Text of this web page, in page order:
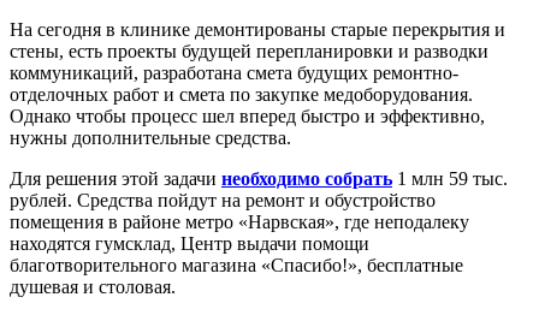
На сегодня в клинике демонтированы старые перекрытия и
стены, есть проекты будущей перепланировки и разводки
коммуникаций, разработана смета будущих ремонтно-
отделочных работ и смета по закупке медоборудования.
Однако чтобы процесс шел вперед быстро и эффективно,
нужны дополнительные средства.
Для решения этой задачи необходимо собрать 1 млн 59 тыс.
рублей. Средства пойдут на ремонт и обустройство
помещения в районе метро «Нарвская», где неподалеку
находятся гумсклад, Центр выдачи помощи
благотворительного магазина «Спасибо!», бесплатные
душевая и столовая.